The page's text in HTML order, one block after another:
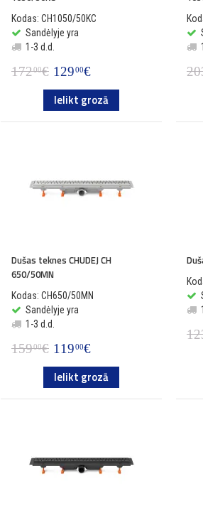
Kodas: CH1050/50KC
Sandėlyje yra
1-3 d.d.
17200€ 12900€
Ielikt grozā
Dušas teknes CHUDEJ CH
650/50MN
Kodas: CH650/50MN
Sandėlyje yra
1-3 d.d.
15900€ 11900€
Ielikt grozā